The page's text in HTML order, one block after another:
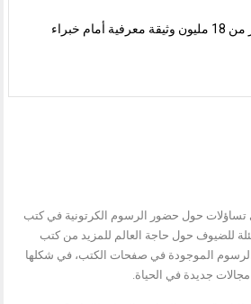
تعرض تجربتها في رقمنة أكثر من 18 مليون وثيقة معرفية أمام خبراء
تساؤلات حول حضور الرسوم الكرتونية في كتب
للضيوف حول حاجة العالم للمزيد من كتب
الرسوم الموجودة في صفحات الكتب، في شكلها
مجالات جديدة في الحياة.